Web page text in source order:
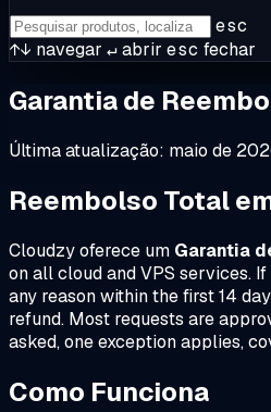
esc
↑↓ navegar ↵abrir esc fechar
Garantia de
Última atualização: maio de
Reembolso Total
Cloudzy oferece um Garantia
on all cloud and VPS services.
any reason within the first 14
refund. Most requests are
asked, one exception applies,
Como Funciona